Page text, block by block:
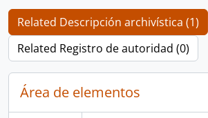
Related Descripción archivística (1)
Related Registro de autoridad (0)
Área de elementos